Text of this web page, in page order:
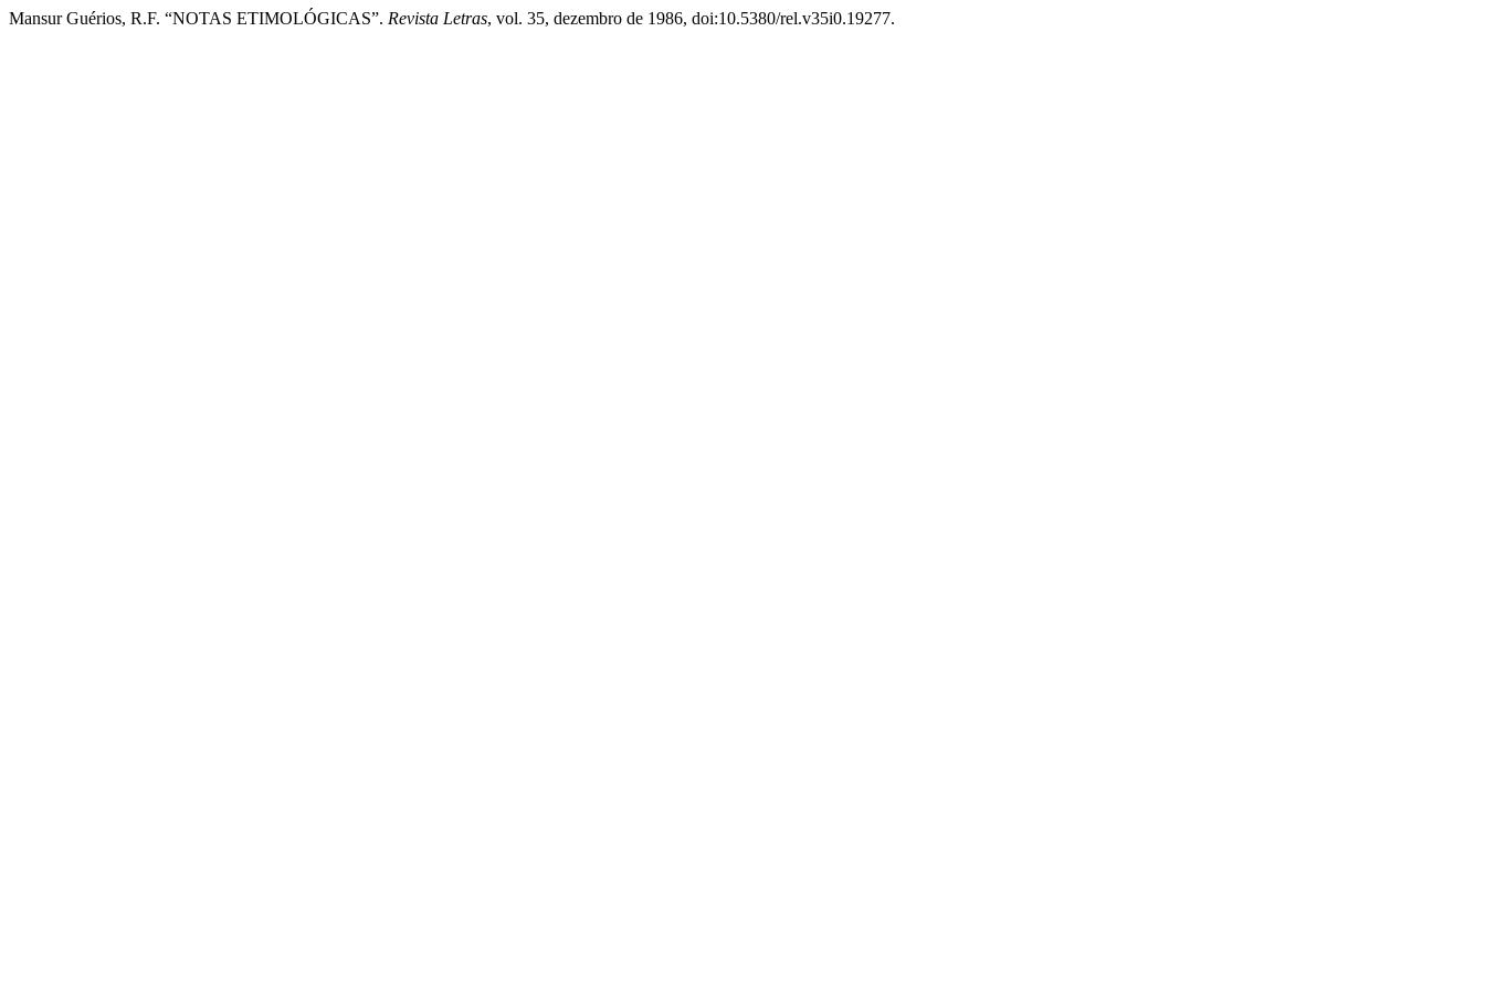
Mansur Guérios, R.F. “NOTAS ETIMOLÓGICAS”. Revista Letras, vol. 35, dezembro de 1986, doi:10.5380/rel.v35i0.19277.